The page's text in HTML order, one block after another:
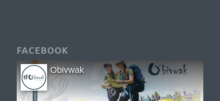
FACEBOOK
Obivwak